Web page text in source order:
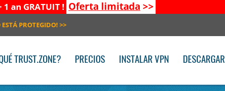
an GRATUIT ! Oferta limitada >>
ESTÁ PROTEGIDO! >>
TRUST.ZONE? PRECIOS INSTALAR VPN DESCARGAR